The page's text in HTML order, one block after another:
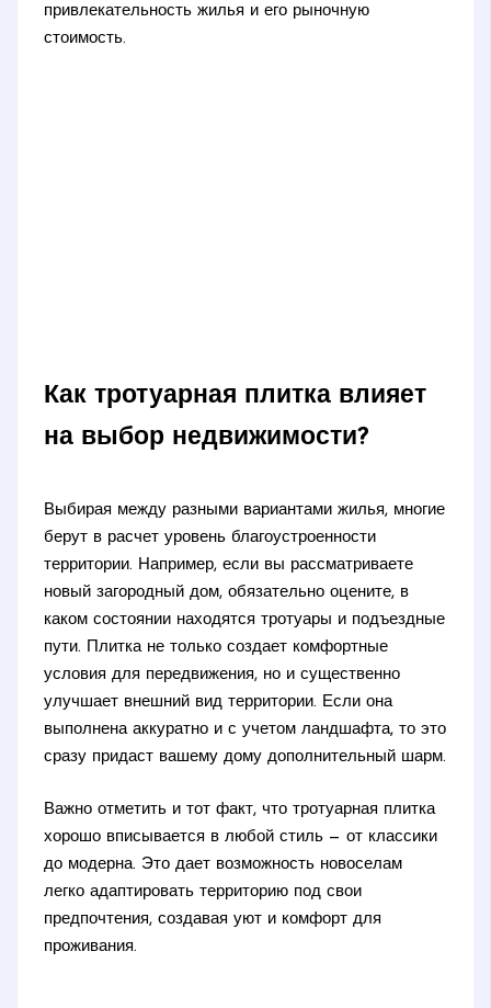
привлекательность жилья и его рыночную
стоимость.
Как тротуарная плитка влияет
на выбор недвижимости?
Выбирая между разными вариантами жилья, многие
берут в расчет уровень благоустроенности
территории. Например, если вы рассматриваете
новый загородный дом, обязательно оцените, в
каком состоянии находятся тротуары и подъездные
пути. Плитка не только создает комфортные
условия для передвижения, но и существенно
улучшает внешний вид территории. Если она
выполнена аккуратно и с учетом ландшафта, то это
сразу придаст вашему дому дополнительный шарм.
Важно отметить и тот факт, что тротуарная плитка
хорошо вписывается в любой стиль — от классики
до модерна. Это дает возможность новоселам
легко адаптировать территорию под свои
предпочтения, создавая уют и комфорт для
проживания.